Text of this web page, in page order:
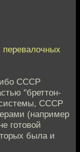
ибо СССР
"бреттон-
системы, СССР
(например
готовой
была и